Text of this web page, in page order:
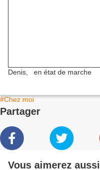
Denis, en état de marche
#Chez moi
Partager
Vous aimerez aussi